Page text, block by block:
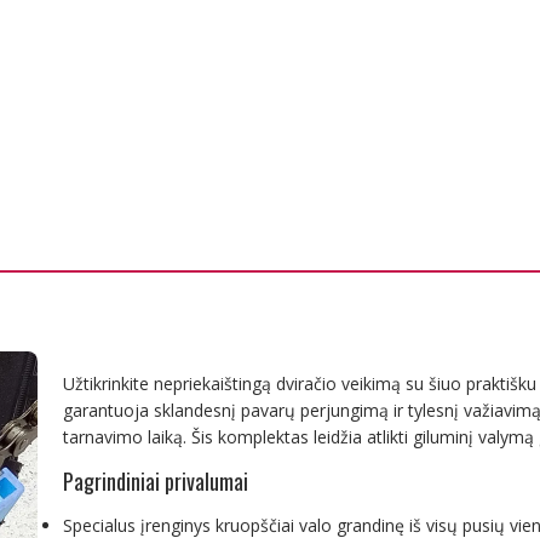
Užtikrinkite nepriekaištingą dviračio veikimą su šiuo
garantuoja sklandesnį pavarų perjungimą ir tylesnį
tarnavimo laiką. Šis komplektas leidžia atlikti giluminį
Pagrindiniai privalumai
Specialus įrenginys kruopščiai valo grandinę iš visų pusių